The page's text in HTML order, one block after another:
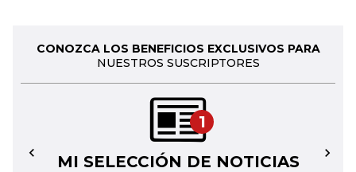
CONOZCA LOS BENEFICIOS EXCLUSIVOS PARA
NUESTROS SUSCRIPTORES
1
MI SELECCIÓN DE NOTICIAS
← →